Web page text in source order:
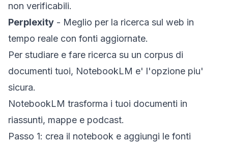
non verificabili.
Perplexity - Meglio per la ricerca sul web in
tempo reale con fonti aggiornate.
Per studiare e fare ricerca su un corpus di
documenti tuoi, NotebookLM e' l'opzione piu'
sicura.
NotebookLM trasforma i tuoi documenti in
riassunti, mappe e podcast.
Passo 1: crea il notebook e aggiungi le fonti